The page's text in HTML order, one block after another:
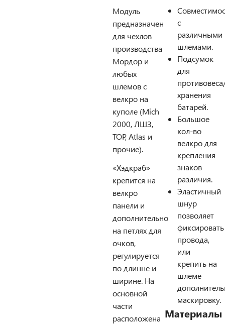
Модуль
предназначен
для чехлов
производства
Мордор и
любых
шлемов с
велкро на
куполе (Mich
2000, ЛШЗ,
ТОР, Atlas и
прочие).
«Хэдкраб»
крепится на
велкро
панели и
дополнительно
на петлях для
очков,
регулируется
по длинне и
ширине. На
основной
части
расположена
с
различными
шлемами.
Подсумок
для
хранения
батарей.
Большое
кол-во
велкро для
крепления
знаков
различия.
Эластичный
шнур
позволяет
фиксировать
провода,
или
крепить на
шлеме
маскировку.
Материалы